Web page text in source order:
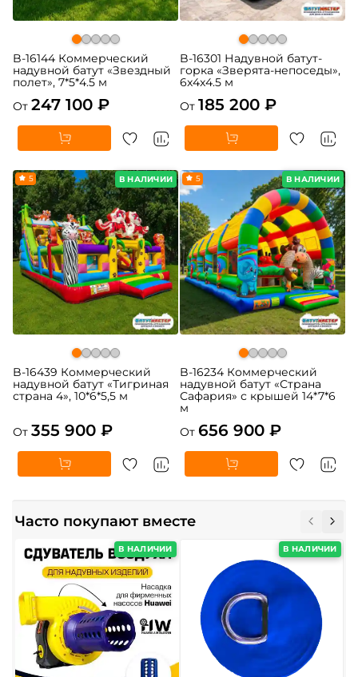
B-16144 Коммерческий
надувной батут «Звездный
полет», 7*5*4.5 м
От 247 100 ₽
B-16301 Надувной батут-
горка «Зверята-непоседы»,
6x4x4.5 м
От 185 200 ₽
В НАЛИЧИИ
5
B-16439 Коммерческий
надувной батут «Тигриная
страна 4», 10*6*5,5 м
От 355 900 ₽
В НАЛИЧИИ
5
B-16234 Коммерческий
надувной батут «Страна
Сафария» с крышей 14*7*6
м
От 656 900 ₽
Часто покупают вместе
В НАЛИЧИИ В НАЛИЧИИ